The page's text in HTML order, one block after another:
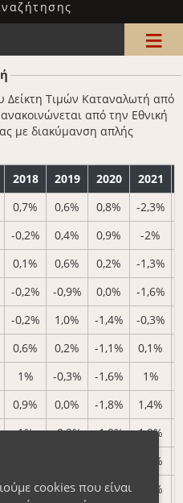
≡
Δείκτη Τιμών Καταναλωτή από
από την Εθνική
με διακύμανση απλής
2018 2019 2020 2021
0,7% 0,6% 0,8% -2,3%
-0,2% 0,4% 0,9% -2%
0,1% 0,6% 0,2% -1,3%
-0,2% -0,9% 0,0% -1,6%
-0,2% 1,0% -1,4% -0,3%
0,6% 0,2% -1,1% 0,1%
1% -0,3% -1,6% 1%
0,9% 0,0% -1,8% 1,4%
1% -0,2% -1,9% 1,9%
2,2%
1,8% -0,7% -1,8% 3,4%
cookies που είναι